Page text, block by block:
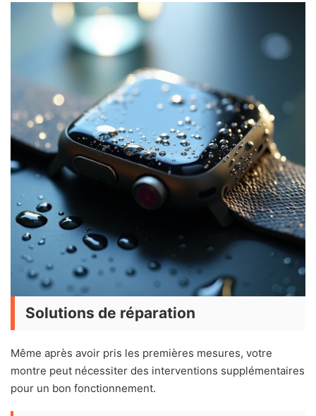
Solutions de réparation
Même après avoir pris les premières mesures, votre
montre peut nécessiter des interventions supplémentaires
pour un bon fonctionnement.